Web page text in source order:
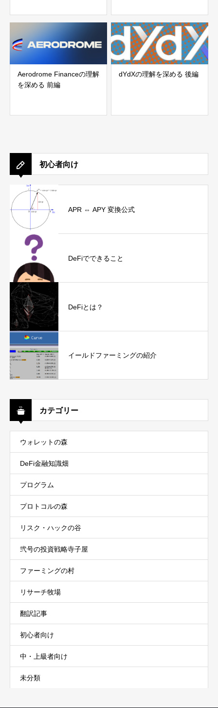
Aerodrome Financeの理解
を深める 前編
dYdXの理解を深める 後編
初心者向け
APR ⇔ APY 変換公式
DeFiでできること
DeFiとは？
イールドファーミングの紹介
カテゴリー
ウォレットの森
DeFi金融知識畑
プログラム
プロトコルの森
リスク・ハックの谷
弐号の投資戦略寺子屋
ファーミングの村
リサーチ牧場
翻訳記事
初心者向け
中・上級者向け
未分類